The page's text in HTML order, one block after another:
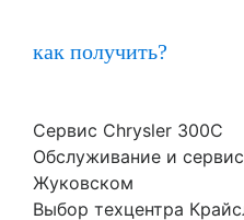
как получить?
Сервис Chrysler 300C
Обслуживание и
Жуковском
Выбор техцентра